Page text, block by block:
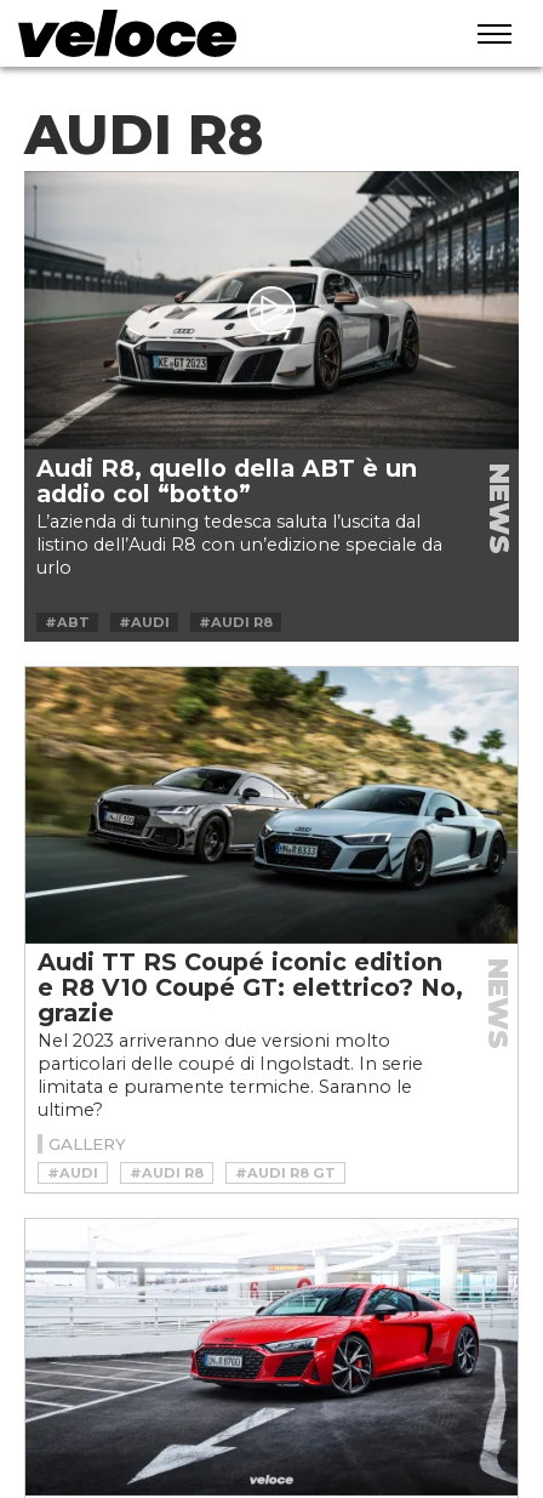
AUDI R8
Audi R8, quello della ABT è un
addio col “botto”
L’azienda di tuning tedesca saluta l’uscita dal
listino dell’Audi R8 con un’edizione speciale da
urlo
NEWS
#ABT #AUDI #AUDI R8
Audi TT RS Coupé iconic edition
e R8 V10 Coupé GT: elettrico? No,
grazie
Nel 2023 arriveranno due versioni molto
particolari delle coupé di Ingolstadt. In serie
limitata e puramente termiche. Saranno le
ultime?
NEWS
GALLERY
#AUDI #AUDI R8
#AUDI R8 GT
#AUDI TTRS